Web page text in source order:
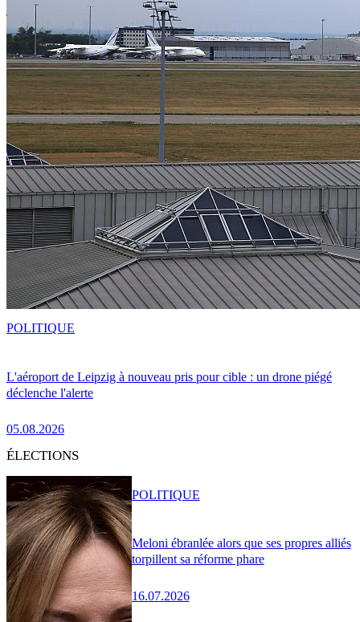
L'aéroport de Leipzig à nouveau pris pour cible : un drone piégé
déclenche l'alerte
05.08.2026
POLITIQUE
ÉLECTIONS
Meloni ébranlée alors que ses propres alliés
torpillent sa réforme phare
16.07.2026
POLITIQUE